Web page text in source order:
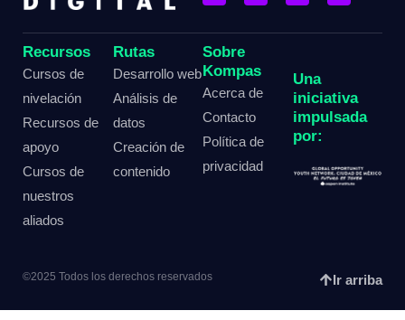
Recursos
Cursos de
nivelación
Recursos de
apoyo
Cursos de
nuestros
aliados
Rutas
Desarrollo web
Análisis de
datos
Creación de
contenido
Sobre
Kompas
Acerca de
Contacto
Política de
privacidad
Una
iniciativa
impulsada
por:
©2025 Todos los derechos reservados Ir arriba